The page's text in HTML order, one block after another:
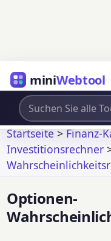
miniWebtool
Startseite>Finanz-
Investitionsrechner
Optionen-